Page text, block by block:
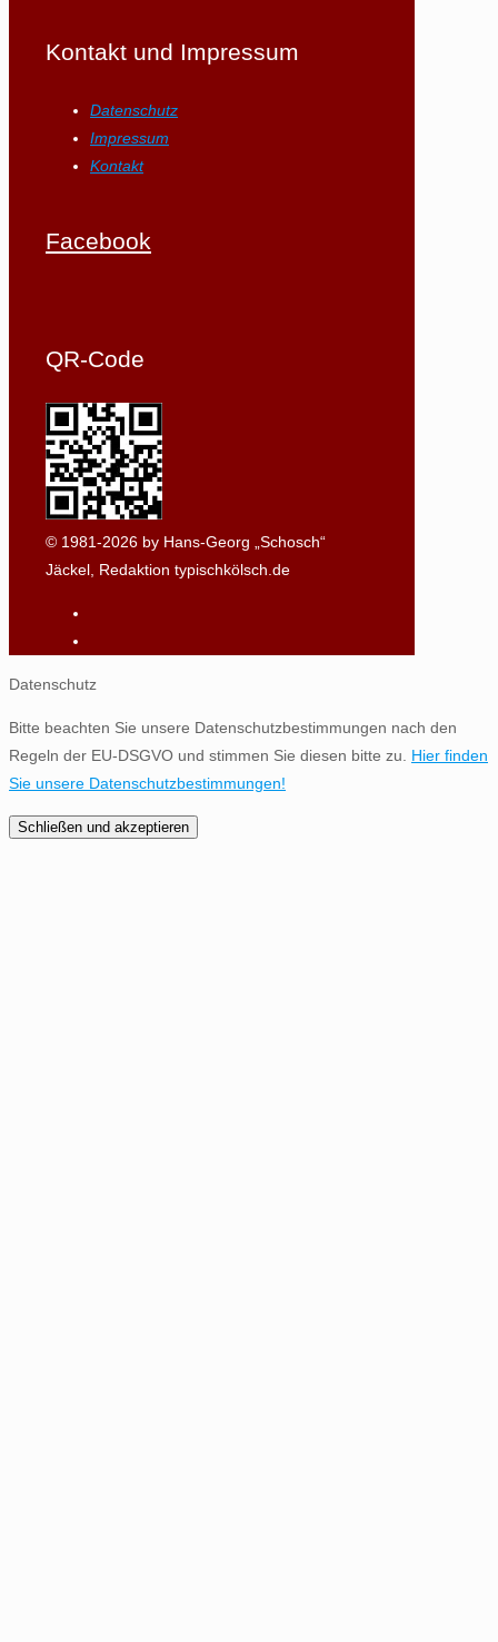
Kontakt und Impressum
Datenschutz
Impressum
Kontakt
Facebook
QR-Code
© 1981-2026 by Hans-Georg „Schosch“
Jäckel, Redaktion typischkölsch.de
Datenschutz
Bitte beachten Sie unsere Datenschutzbestimmungen nach den
Regeln der EU-DSGVO und stimmen Sie diesen bitte zu. Hier finden
Sie unsere Datenschutzbestimmungen!
Schließen und akzeptieren